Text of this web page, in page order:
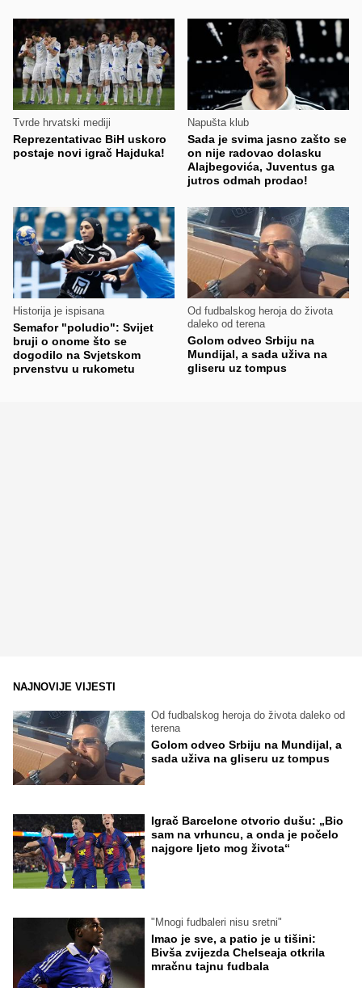
Tvrde hrvatski mediji
Reprezentativac BiH uskoro
postaje novi igrač Hajduka!
Napušta klub
Sada je svima jasno zašto se
on nije radovao dolasku
Alajbegovića, Juventus ga
jutros odmah prodao!
Historija je ispisana
Semafor "poludio": Svijet
bruji o onome što se
dogodilo na Svjetskom
prvenstvu u rukometu
Od fudbalskog heroja do života
daleko od terena
Golom odveo Srbiju na
Mundijal, a sada uživa na
gliseru uz tompus
NAJNOVIJE VIJESTI
Od fudbalskog heroja do života daleko od
terena
Golom odveo Srbiju na Mundijal, a
sada uživa na gliseru uz tompus
Igrač Barcelone otvorio dušu: „Bio
sam na vrhuncu, a onda je počelo
najgore ljeto mog života“
"Mnogi fudbaleri nisu sretni"
Imao je sve, a patio je u tišini:
Bivša zvijezda Chelseaja otkrila
mračnu tajnu fudbala